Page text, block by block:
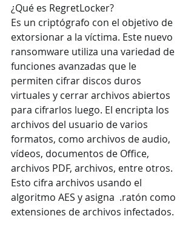
¿Qué es RegretLocker?
Es un criptógrafo con el objetivo de
extorsionar a la víctima. Este nuevo
ransomware utiliza una variedad de
funciones avanzadas que le
permiten cifrar discos duros
virtuales y cerrar archivos abiertos
para cifrarlos luego. El encripta los
archivos del usuario de varios
formatos, como archivos de audio,
vídeos, documentos de Office,
archivos PDF, archivos, entre otros.
Esto cifra archivos usando el
algoritmo AES y asigna  .ratón como
extensiones de archivos infectados.